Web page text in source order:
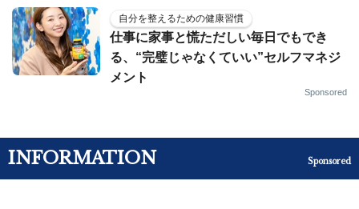
自分を整えるための健康習慣
仕事に家事と慌ただしい毎日でもでき
る、“完璧じゃなくていい”セルフマネジ
メント
Sponsored
INFORMATION Sponsored